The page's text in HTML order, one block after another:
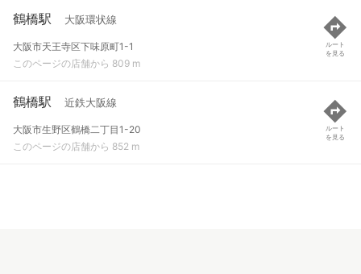
鶴橋駅 大阪環状線
大阪市天王寺区下味原町1-1
このページの店舗から 809 m
ルート
を見る
鶴橋駅 近鉄大阪線
大阪市生野区鶴橋二丁目1-20
このページの店舗から 852 m
ルート
を見る